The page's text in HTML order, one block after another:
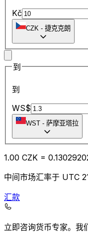
Kč
CZK - 捷克克朗
到
到
WS$
WST - 萨摩亚塔拉
1.00 CZK = 0.13
中间市场汇率于 UTC
汇款
立即咨询货币专家。 我